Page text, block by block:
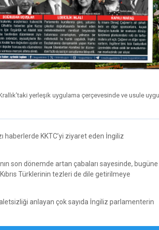
yerleşik uygulama çerçevesinde ve usule
haberlerde KKTC’yi ziyaret eden İngiliz
son dönemde artan çabaları sayesinde, bugüne
Türklerinin tezleri de dile getirilmeye
anlayan çok sayıda İngiliz parlamenterin